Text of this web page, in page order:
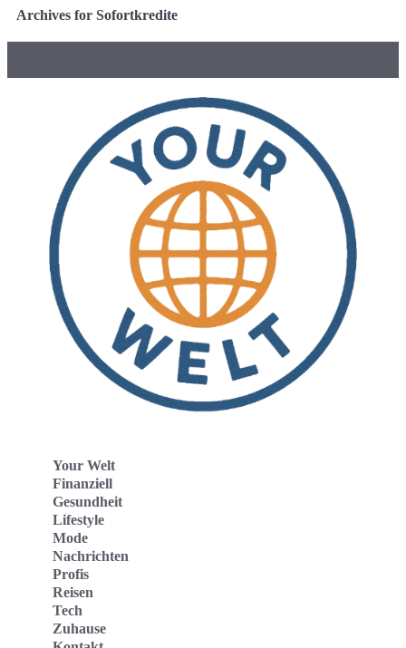
Archives for Sofortkredite
Your Welt
Finanziell
Gesundheit
Lifestyle
Mode
Nachrichten
Profis
Reisen
Tech
Zuhause